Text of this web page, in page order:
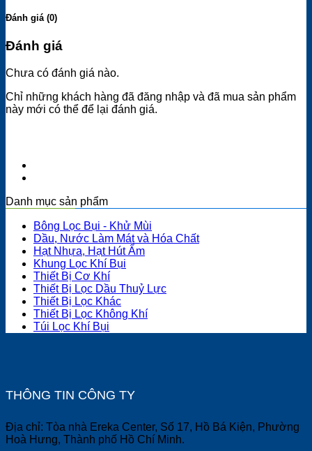
Đánh giá (0)
Đánh giá
Chưa có đánh giá nào.
Chỉ những khách hàng đã đăng nhập và đã mua sản phẩm
này mới có thể để lại đánh giá.
Danh mục sản phẩm
Bông Lọc Bụi - Khử Mùi
Dầu, Nước Làm Mát và Hóa Chất
Hạt Nhựa, Hạt Hút Ẩm
Khung Lọc Khí Bụi
Thiết Bị Cơ Khí
Thiết Bị Lọc Dầu Thuỷ Lực
Thiết Bị Lọc Khác
Thiết Bị Lọc Không Khí
Túi Lọc Khí Bụi
THÔNG TIN CÔNG TY
Địa chỉ: Tòa nhà Ereka Center, Số 17, Hồ Bá Kiện, Phường
Hoà Hưng, Thành phố Hồ Chí Minh.